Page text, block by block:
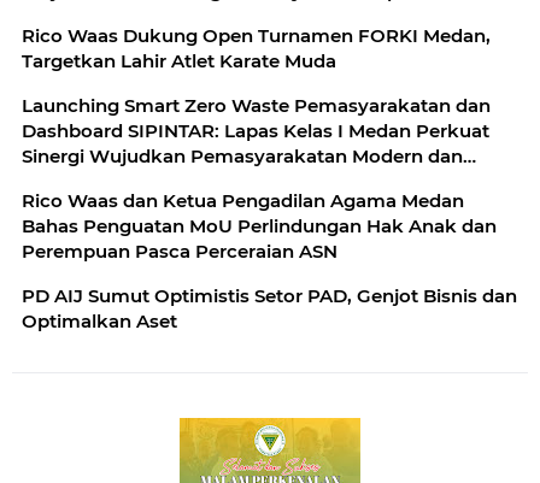
Rico Waas Dukung Open Turnamen FORKI Medan,
Targetkan Lahir Atlet Karate Muda
Launching Smart Zero Waste Pemasyarakatan dan
Dashboard SIPINTAR: Lapas Kelas I Medan Perkuat
Sinergi Wujudkan Pemasyarakatan Modern dan
Strategis
Rico Waas dan Ketua Pengadilan Agama Medan
Bahas Penguatan MoU Perlindungan Hak Anak dan
Perempuan Pasca Perceraian ASN
PD AIJ Sumut Optimistis Setor PAD, Genjot Bisnis dan
Optimalkan Aset